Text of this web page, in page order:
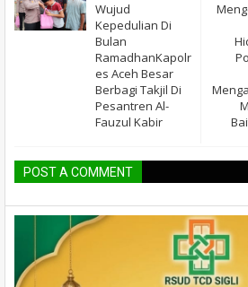
Wujud
Kepedulian Di
Bulan
RamadhanKapolr
es Aceh Besar
Berbagi Takjil Di
Pesantren Al-
Fauzul Kabir
POST A COMMENT